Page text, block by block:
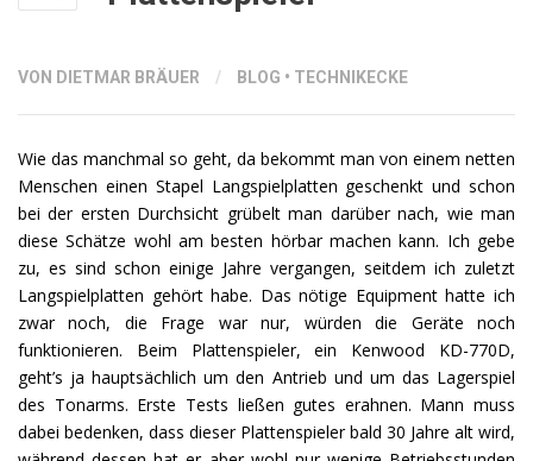
VON DIETMAR BRÄUER / BLOG • TECHNIKECKE
Wie das manchmal so geht, da bekommt man von einem netten
Menschen einen Stapel Langspielplatten geschenkt und schon
bei der ersten Durchsicht grübelt man darüber nach, wie man
diese Schätze wohl am besten hörbar machen kann. Ich gebe
zu, es sind schon einige Jahre vergangen, seitdem ich zuletzt
Langspielplatten gehört habe. Das nötige Equipment hatte ich
zwar noch, die Frage war nur, würden die Geräte noch
funktionieren. Beim Plattenspieler, ein Kenwood KD-770D,
geht’s ja hauptsächlich um den Antrieb und um das Lagerspiel
des Tonarms. Erste Tests ließen gutes erahnen. Mann muss
dabei bedenken, dass dieser Plattenspieler bald 30 Jahre alt wird,